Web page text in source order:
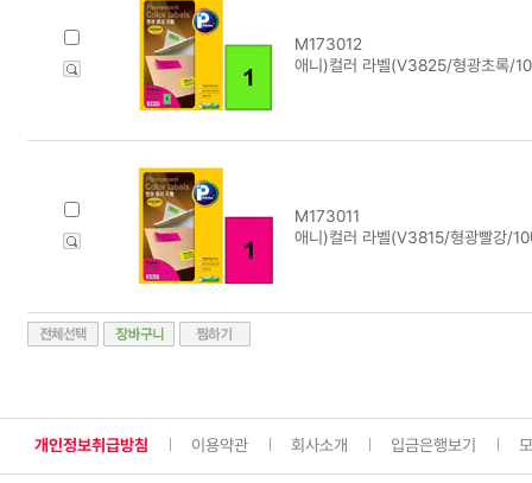
M173012
애니)컬러 라벨(V3825/형광초록/
M173011
애니)컬러 라벨(V3815/형광빨강/
개인정보취급방침 이용약관 회사소개 입금은행보기